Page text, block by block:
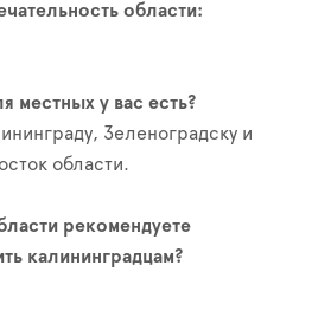
области:
местных у вас есть?
Зеленоградску и
области.
рекомендуете
калининградцам?